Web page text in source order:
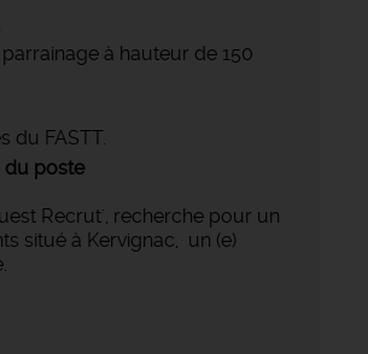
à hauteur de 150
du FASTT.
du poste
Recrut', recherche pour un
situé à Kervignac, un (e)